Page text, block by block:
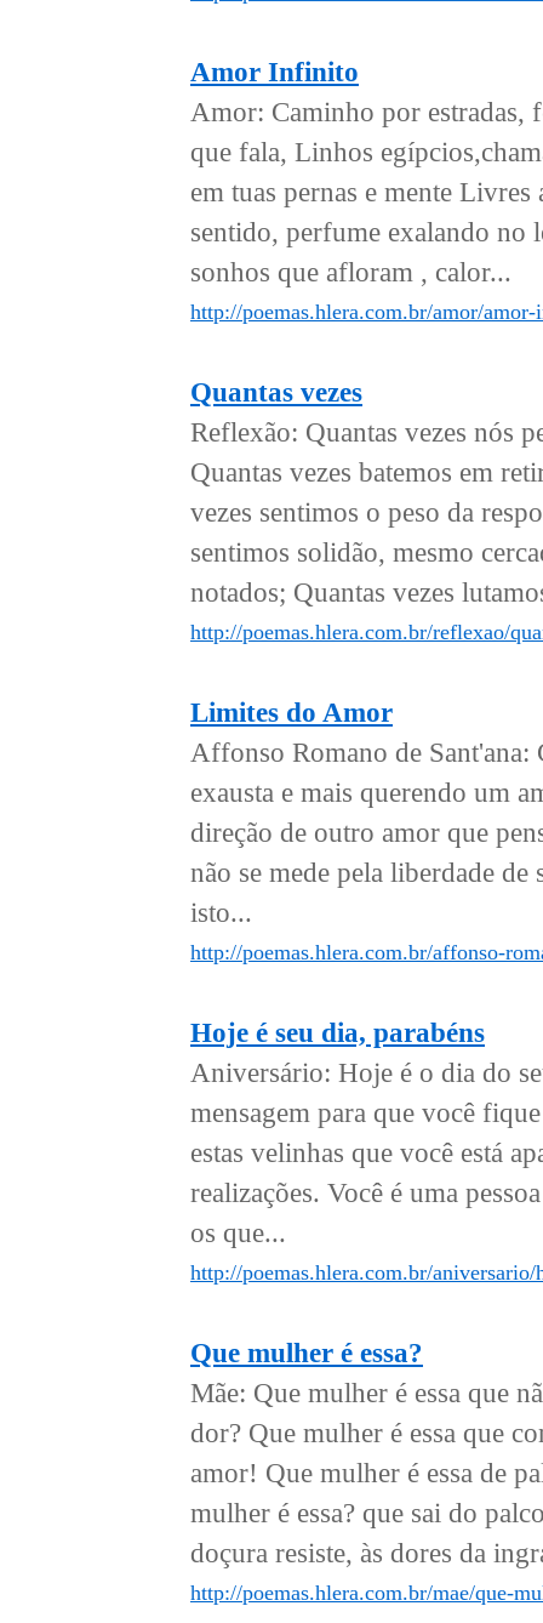
Amor Infinito
Amor: Caminho por estradas,
que fala, Linhos
em tuas pernas e mente
sentido, perfume exalando no
sonhos que afloram , calor...
http://poemas.hlera.com.br/amor/
Quantas vezes
Reflexão: Quantas vezes nós
Quantas vezes batemos em
vezes sentimos o peso da
sentimos solidão, mesmo
notados; Quantas vezes
http://poemas.hlera.com.br/reflexao/
Limites do Amor
Affonso Romano de Sant'ana:
exausta e mais querendo um
direção de outro amor que
não se mede pela liberdade
isto...
http://poemas.hlera.com.br/affonso-
Hoje é seu dia, parabéns
Aniversário: Hoje é o dia do
mensagem para que você
estas velinhas que você está
realizações. Você é uma
os que...
http://poemas.hlera.com.br/aniversario/
Que mulher é essa?
Mãe: Que mulher é essa que
dor? Que mulher é essa que
amor! Que mulher é essa de
mulher é essa? que sai do
doçura resiste, às dores da
http://poemas.hlera.com.br/mae/que-